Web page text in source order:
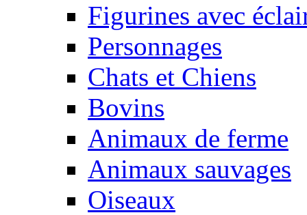
Figurines avec
Personnages
Chats et Chiens
Bovins
Animaux de ferme
Animaux sauvages
Oiseaux